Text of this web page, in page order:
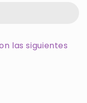
las siguientes